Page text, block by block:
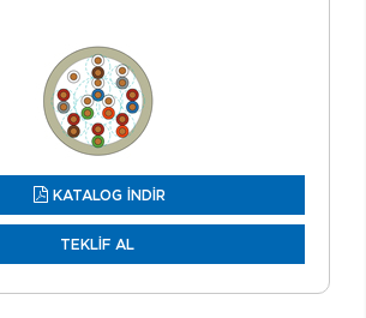
KATALOG İNDİR
TEKLİF AL